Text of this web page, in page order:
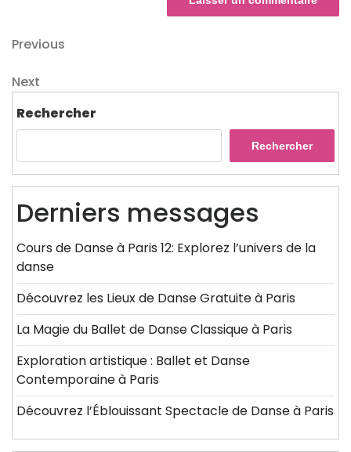
Navigation
de
l’article
Previous
Previous
Next
Next
Rechercher
Rechercher
Derniers messages
Cours de Danse à Paris 12: Explorez l’univers de la
danse
Découvrez les Lieux de Danse Gratuite à Paris
La Magie du Ballet de Danse Classique à Paris
Exploration artistique : Ballet et Danse
Contemporaine à Paris
Découvrez l’Éblouissant Spectacle de Danse à Paris